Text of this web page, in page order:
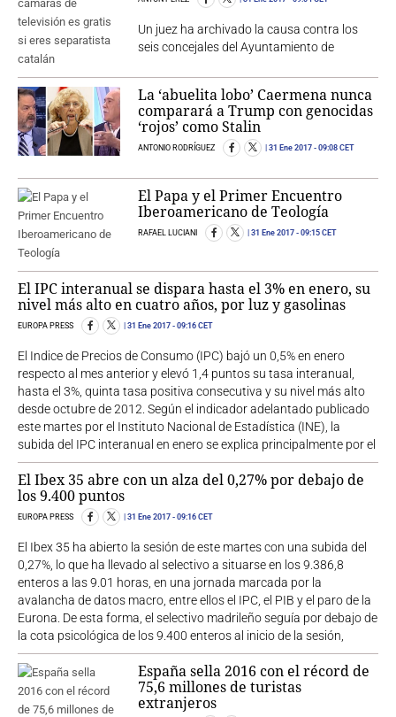
Un juez ha archivado la causa contra los
seis concejales del Ayuntamiento de
La ‘abuelita lobo’ Caermena nunca
comparará a Trump con genocidas
‘rojos’ como Stalin
ANTONIO RODRÍGUEZ 31 Ene 2017 - 09:08 CET
El Papa y el Primer Encuentro
Iberoamericano de Teología
RAFAEL LUCIANI 31 Ene 2017 - 09:15 CET
El IPC interanual se dispara hasta el 3% en enero, su
nivel más alto en cuatro años, por luz y gasolinas
EUROPA PRESS 31 Ene 2017 - 09:16 CET
El Indice de Precios de Consumo (IPC) bajó un 0,5% en enero
respecto al mes anterior y elevó 1,4 puntos su tasa interanual,
hasta el 3%, quinta tasa positiva consecutiva y su nivel más alto
desde octubre de 2012. Según el indicador adelantado publicado
este martes por el Instituto Nacional de Estadística (INE), la
subida del IPC interanual en enero se explica principalmente por el
El Ibex 35 abre con un alza del 0,27% por debajo de
los 9.400 puntos
EUROPA PRESS 31 Ene 2017 - 09:16 CET
El Ibex 35 ha abierto la sesión de este martes con una subida del
0,27%, lo que ha llevado al selectivo a situarse en los 9.386,8
enteros a las 9.01 horas, en una jornada marcada por la
avalancha de datos macro, entre ellos el IPC, el PIB y el paro de la
Eurona. De esta forma, el selectivo madrileño seguía por debajo de
la cota psicológica de los 9.400 enteros al inicio de la sesión,
España sella 2016 con el récord de
75,6 millones de turistas
extranjeros